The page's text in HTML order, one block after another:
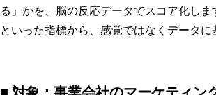
る」かを、脳の反応データでスコア化し
といった指標から、感覚ではなくデータ